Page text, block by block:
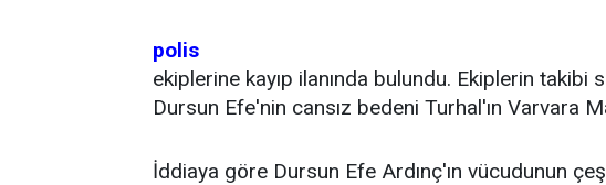
polis
ekiplerine kayıp ilanında bulundu. Ekiplerin
Dursun Efe'nin cansız bedeni Turhal'ın Varvara
İddiaya göre Dursun Efe Ardınç'ın vücudunun